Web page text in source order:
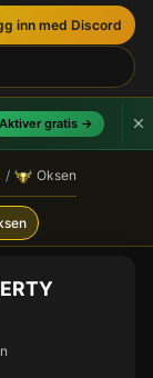
inn med Discord
Aktiver gratis →
/ Oksen